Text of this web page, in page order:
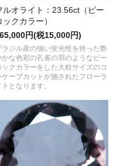
ルオライト：23.56ct（ピー
ックカラー）
円(税15,000円)
ラジル産の強い蛍光性を持った艶
かな色彩の孔雀の羽のようなピー
ックカラーをした大粒サイズのコ
ケープカットが施されたフローラ
トとなります。